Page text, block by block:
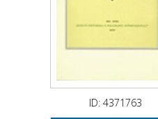
ID: 4371763